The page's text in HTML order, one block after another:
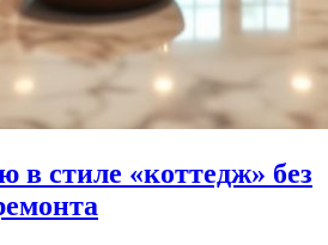
в стиле «коттедж» без